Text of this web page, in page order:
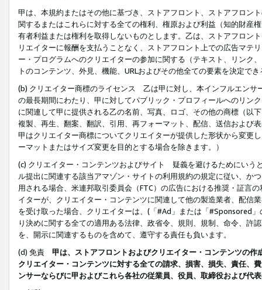
甲は、本規約またはその他に基づき、ストアフロント、ストアフロン
関するまたはこれらに対する全ての権利、権原および利益（知的財産
有者利益または権利を取得しないものとします。乙は、ストアフロン
リエイターに報酬を支払うことなく、ストアフロント上での広告マテ
ー・プログラムへのクリエイターの参加に関する（テキスト、リンク
トのコンテンツ、外見、機能、URLおよびその他全ての要素を決定で
(b) クリエイター商標のライセンス 乙は甲に対し、本インフルエンサ
の最長期間にわたり、甲に対してパブリック・プロフィールへのリン
に関連して甲に提供される乙の名前、写真、ロゴ、その他の商標（以
複製、再生、翻案、翻訳、引用、再フォーマット、配信、送信および
甲はクリエイター商標についてクリエイターが提供した形状から変更
ーマットまたはサイズ変更を目的とする場合を除きます。）
(c) クリエイター・コンテンツおよびサイト 疑義を避けるためにいう
ル提出に関連する該当アマゾン・サイトの利用規約の規定に従い、か
用される場合、米連邦取引委員会（FTC）の広告における推奨・証言
イターが、クリエイター・コンテンツに関連して他の製造業者、配信
を受け取った場合、クリエイターは、(「#Ad」または「#Sponsored
り決めに関する全ての適用ある法律、政省令、規則、規制、命令、許
を、開示に関連するものを含めて、遵守する責任も負います。
(d) 免責 甲は、ストアフロントおよびクリエイター・コンテンツの
クリエイター・コンテンツに対する全ての請求、損害、損失、責任、
ンサーならびに甲およびこれら各社の従業員、役員、取締役および代